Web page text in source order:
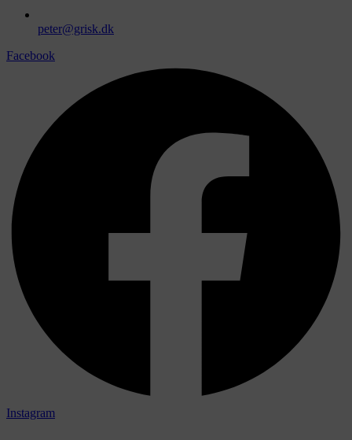
peter@grisk.dk
Facebook
Instagram